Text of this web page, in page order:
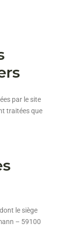
par le site
traitées que
le siège
– 59100